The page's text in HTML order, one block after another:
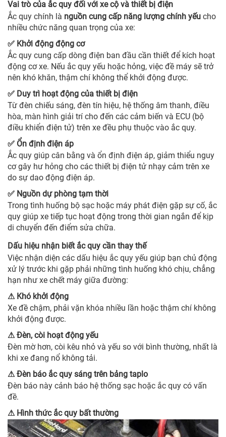
Vai trò của ắc quy đối với xe cộ và thiết bị điện
Ắc quy chính là nguồn cung cấp năng lượng chính yếu cho
nhiều chức năng quan trọng của xe:
✅ Khởi động động cơ
Ắc quy cung cấp dòng điện ban đầu cần thiết để kích hoạt
động cơ xe. Nếu ắc quy yếu hoặc hỏng, việc đề máy sẽ trở
nên khó khăn, thậm chí không thể khởi động được.
✅ Duy trì hoạt động của thiết bị điện
Từ đèn chiếu sáng, đèn tín hiệu, hệ thống âm thanh, điều
hòa, màn hình giải trí cho đến các cảm biến và ECU (bộ
điều khiển điện tử) trên xe đều phụ thuộc vào ắc quy.
✅ Ổn định điện áp
Ắc quy giúp cân bằng và ổn định điện áp, giảm thiểu nguy
cơ gây hư hỏng cho các thiết bị điện tử nhạy cảm trên xe
do sự dao động điện áp.
✅ Nguồn dự phòng tạm thời
Trong tình huống bộ sạc hoặc máy phát điện gặp sự cố, ắc
quy giúp xe tiếp tục hoạt động trong thời gian ngắn để kịp
di chuyển đến điểm sửa chữa.
Dấu hiệu nhận biết ắc quy cần thay thế
Việc nhận diện các dấu hiệu ắc quy yếu giúp bạn chủ động
xử lý trước khi gặp phải những tình huống khó chịu, chẳng
hạn như xe chết máy giữa đường:
⚠Khó khởi động
Xe đề chậm, phải vặn khóa nhiều lần hoặc thậm chí không
khởi động được.
⚠Đèn, còi hoạt động yếu
Đèn mờ hơn, còi kêu nhỏ và yếu so với bình thường, nhất là
khi xe đang nổ không tải.
⚠Đèn báo ắc quy sáng trên bảng taplo
Đèn báo này cảnh báo hệ thống sạc hoặc ắc quy có vấn
đề.
⚠Hình thức ắc quy bất thường